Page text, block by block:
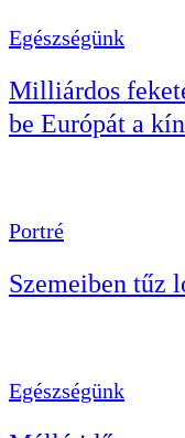
Egészségünk
Milliárdos
be Európát a
Portré
Szemeiben tűz
Egészségünk